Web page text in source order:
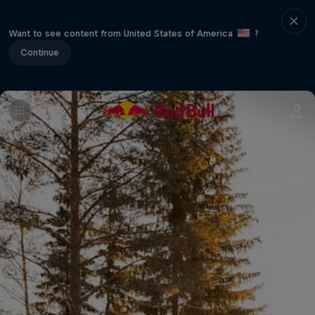
Want to see content from United States of America
?
Continue